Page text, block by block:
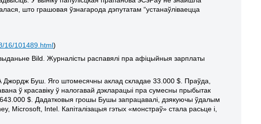
што грашовая ўзнагарода дэпутатам “устанаўліваецца
16/101489. html)
Bild . Журналісты распавялі пра афіцыйныя зарплаты
Джордж Буш. Яго штомесячны аклад складае 33.000 $. Праўда,
ў красавіку ў налогавай дэкларацыі пра сумесны прыбытак
643.000 $. Дадатковыя грошы Бушы запрацавалі, дзякуючы ўдалым
, Microsoft Intel . Капіталізацыя гэтых «монстраў» стала расьце і,